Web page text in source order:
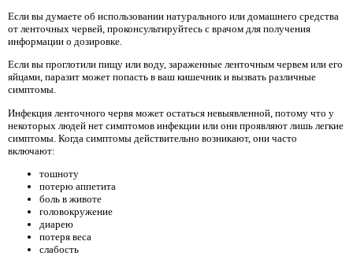
Если вы думаете об использовании натурального или домашнего средства
от ленточных червей, проконсультируйтесь с врачом для получения
информации о дозировке.
Если вы проглотили пищу или воду, зараженные ленточным червем или его
яйцами, паразит может попасть в ваш кишечник и вызвать различные
симптомы.
Инфекция ленточного червя может остаться невыявленной, потому что у
некоторых людей нет симптомов инфекции или они проявляют лишь легкие
симптомы. Когда симптомы действительно возникают, они часто
включают:
тошноту
потерю аппетита
боль в животе
головокружение
диарею
потеря веса
слабость